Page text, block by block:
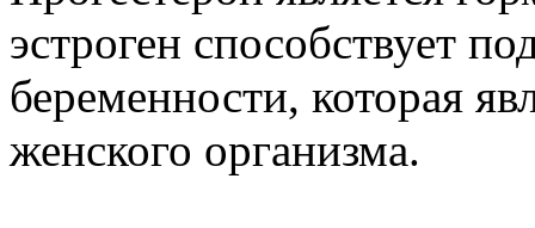
эстроген способствует
беременности, которая
женского организма.